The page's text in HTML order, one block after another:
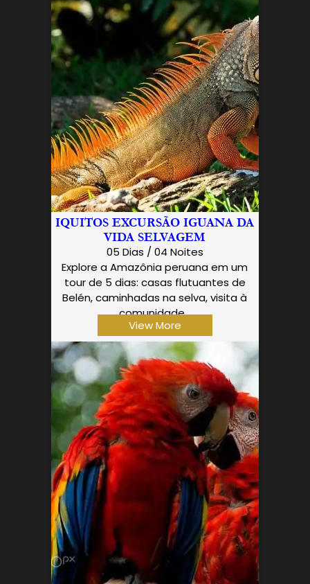
IQUITOS EXCURSÃO IGUANA DA
VIDA SELVAGEM
05 Dias / 04 Noites
Explore a Amazônia peruana em um
tour de 5 dias: casas flutuantes de
Belén, caminhadas na selva, visita à
comunidade…
View More